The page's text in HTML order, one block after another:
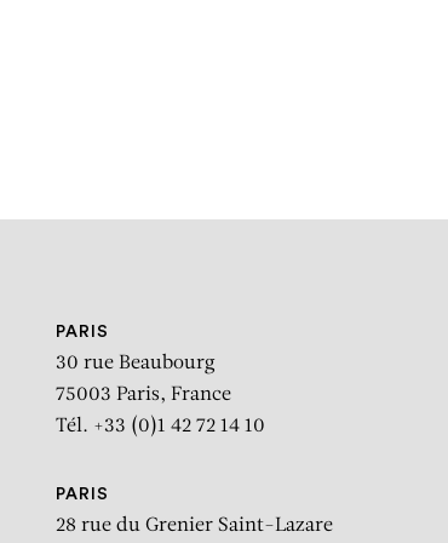
PARIS
30 rue Beaubourg
75003 Paris, France
Tél. +33 (0)1 42 72 14 10
PARIS
28 rue du Grenier Saint-Lazare